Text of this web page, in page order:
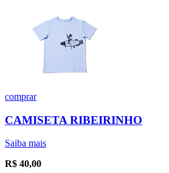
comprar
CAMISETA RIBEIRINHO
Saiba mais
R$ 40,00